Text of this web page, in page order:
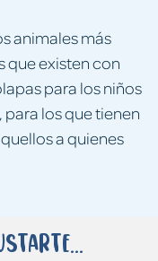
animales más
que existen con
para los niños
para los que tienen
a quienes